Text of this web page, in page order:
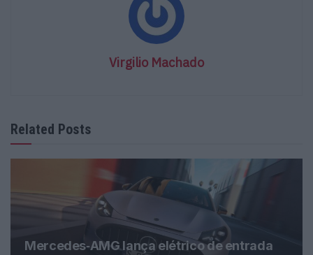
Virgilio Machado
Related Posts
Mercedes‑AMG lança elétrico de entrada